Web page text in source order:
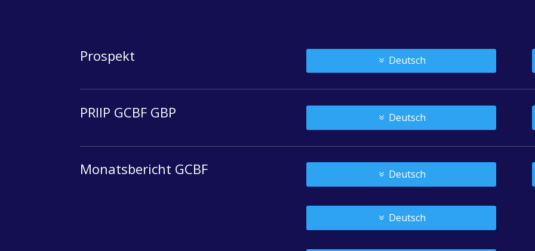
Prospekt Deutsch
PRIIP GCBF GBP Deutsch
Monatsbericht GCBF Deutsch
Deutsch